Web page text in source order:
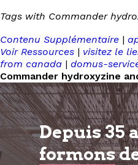
Tags with Commander
Contenu Supplémentaire |
Voir Ressources | visitez le
from canada | domus-
Commander hydroxyzine
Depuis 35
formons